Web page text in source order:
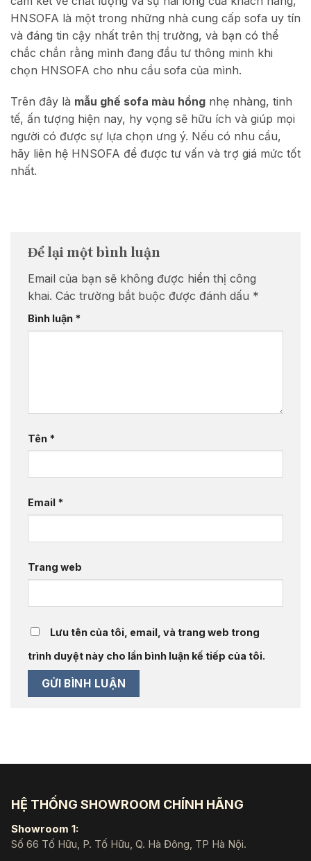
HNSOFA là một trong những nhà cung cấp sofa uy tín
và đáng tin cậy nhất trên thị trường, và bạn có thể
chắc chắn rằng mình đang đầu tư thông minh khi
chọn HNSOFA cho nhu cầu sofa của mình.
Trên đây là mẫu ghế sofa màu hồng nhẹ nhàng, tinh
tế, ấn tượng hiện nay, hy vọng sẽ hữu ích và giúp mọi
người có được sự lựa chọn ưng ý. Nếu có nhu cầu,
hãy liên hệ HNSOFA để được tư vấn và trợ giá mức tốt
nhất.
Để lại một bình luận
Email của bạn sẽ không được hiển thị công
khai. Các trường bắt buộc được đánh dấu *
Bình luận *
Tên *
Email *
Trang web
Lưu tên của tôi, email, và trang web trong
trình duyệt này cho lần bình luận kế tiếp của tôi.
HỆ THỐNG SHOWROOM CHÍNH HÃNG
Showroom 1:
Số 66 Tố Hữu, P. Tố Hữu, Q. Hà Đông, TP Hà Nội.